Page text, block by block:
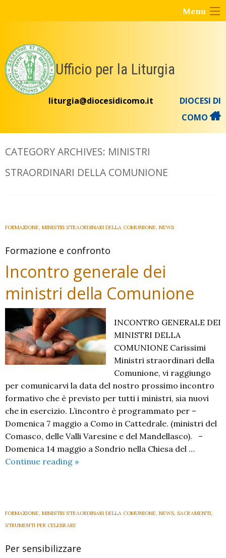
Menu
Ufficio per la Liturgia
liturgia@diocesidicomo.it
DIOCESI DI
COMO
CATEGORY ARCHIVES: MINISTRI
STRAORDINARI DELLA COMUNIONE
FORMAZIONE, MINISTRI STRAORDINARI DELLA COMUNIONE, NEWS
Formazione e confronto
Incontro generale dei
ministri della Comunione
INCONTRO GENERALE DEI
MINISTRI DELLA
COMUNIONE Carissimi
Ministri straordinari della
Comunione, vi raggiungo
per comunicarvi la data del nostro prossimo incontro
formativo che è previsto per tutti i ministri, sia nuovi
che in esercizio. L’incontro è programmato per –
Domenica 7 maggio a Como in Cattedrale. (ministri del
Comasco, delle Valli Varesine e del Mandellasco). –
Domenica 14 maggio a Sondrio nella Chiesa del …
Continue reading Incontro
della
Comunione
»
FORMAZIONE, MINISTRI STRAORDINARI DELLA COMUNIONE, NEWS, SACRAMENTI,
STRUMENTI PER CELEBRARE
Per sensibilizzare